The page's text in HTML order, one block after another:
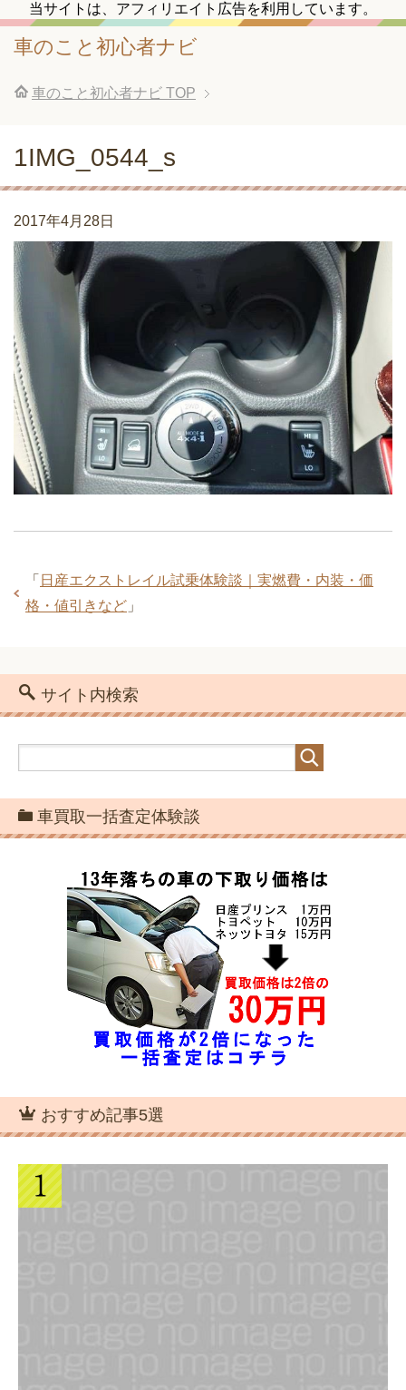
当サイトは、アフィリエイト広告を利用しています。
車のこと初心者ナビ
車のこと初心者ナビ TOP
1IMG_0544_s
2017年4月28日
「 日産エクストレイル試乗体験談｜実燃費・内装・価
格・値引きなど 」
サイト内検索
車買取一括査定体験談
おすすめ記事5選